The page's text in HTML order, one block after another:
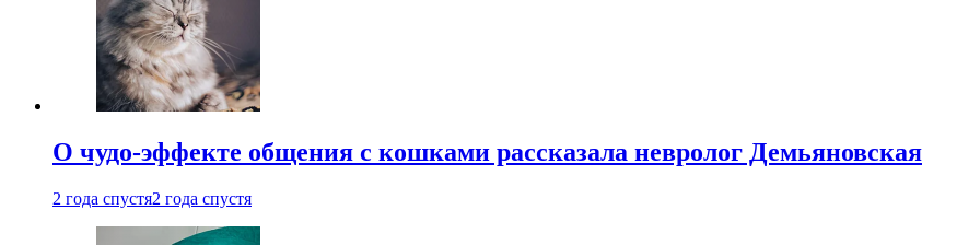
О чудо-эффекте общения с кошками рассказала невролог Демьяновская
2 года спустя2 года спустя